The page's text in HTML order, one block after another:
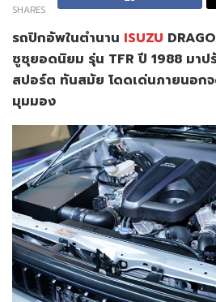
SHARES
รถปิกอัพในตำนาน ISUZU
ซูซุยอดนิยม รุ่น TFR ปี 1988 มาป
สปอร์ต ทันสมัย โดดเด่นภายนอก
มุมมอง